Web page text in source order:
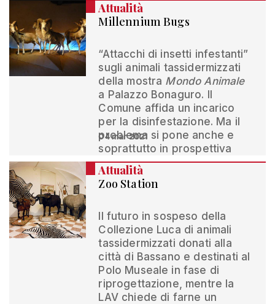
Attualità
Millennium Bugs
“Attacchi di insetti infestanti”
sugli animali tassidermizzati
della mostra Mondo Animale
a Palazzo Bonaguro. Il
Comune affida un incarico
per la disinfestazione. Ma il
problema si pone anche e
soprattutto in prospettiva
04 mar 2021
Attualità
Zoo Station
Il futuro in sospeso della
Collezione Luca di animali
tassidermizzati donati alla
città di Bassano e destinati al
Polo Museale in fase di
riprogettazione, mentre la
LAV chiede di farne un